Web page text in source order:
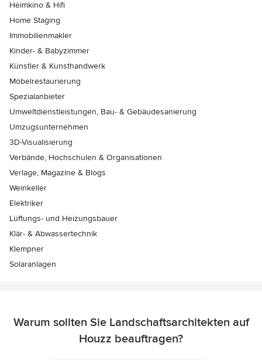
Heimkino & Hifi
Home Staging
Immobilienmakler
Kinder- & Babyzimmer
Künstler & Kunsthandwerk
Möbelrestaurierung
Spezialanbieter
Umweltdienstleistungen, Bau- & Gebäudesanierung
Umzugsunternehmen
3D-Visualisierung
Verbände, Hochschulen & Organisationen
Verlage, Magazine & Blogs
Weinkeller
Elektriker
Lüftungs- und Heizungsbauer
Klär- & Abwassertechnik
Klempner
Solaranlagen
Warum sollten Sie Landschaftsarchitekten auf
Houzz beauftragen?